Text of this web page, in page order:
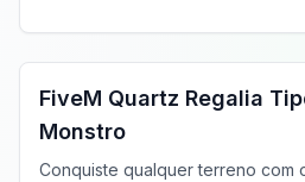
FiveM Off-Road & Caminhões
FiveM Quartz Regalia
Monstro
Conquiste qualquer terreno com